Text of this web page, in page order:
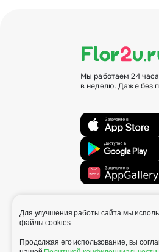
Мы работаем 24
в неделю. Даже без
Для улучшения работы сайта мы
файлы cookies.
Продолжая его использование, вы